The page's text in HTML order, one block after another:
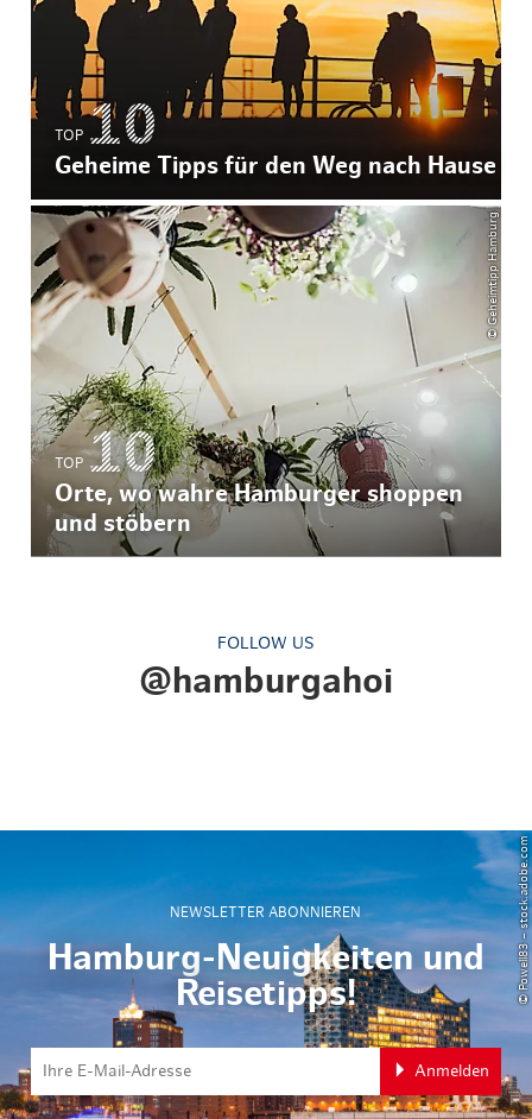
TOP
Geheime Tipps für den Weg nach Hause
© Geheimtipp Hamburg
TOP
Orte, wo wahre Hamburger shoppen
und stöbern
FOLLOW US
@hamburgahoi
NEWSLETTER ABONNIEREN
Hamburg-Neuigkeiten und
Reisetipps!
Anmelden
© Powell83 – stock.adobe.com